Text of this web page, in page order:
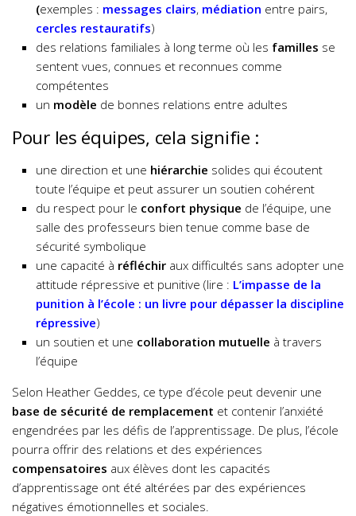
(exemples : messages clairs, médiation entre pairs,
cercles restauratifs)
des relations familiales à long terme où les familles se
sentent vues, connues et reconnues comme
compétentes
un modèle de bonnes relations entre adultes
Pour les équipes, cela signifie :
une direction et une hiérarchie solides qui écoutent
toute l’équipe et peut assurer un soutien cohérent
du respect pour le confort physique de l’équipe, une
salle des professeurs bien tenue comme base de
sécurité symbolique
une capacité à réfléchir aux difficultés sans adopter une
attitude répressive et punitive (lire : L’impasse de la
punition à l’école : un livre pour dépasser la discipline
répressive)
un soutien et une collaboration mutuelle à travers
l’équipe
Selon Heather Geddes, ce type d’école peut devenir une
base de sécurité de remplacement et contenir l’anxiété
engendrées par les défis de l’apprentissage. De plus, l’école
pourra offrir des relations et des expériences
compensatoires aux élèves dont les capacités
d’apprentissage ont été altérées par des expériences
négatives émotionnelles et sociales.